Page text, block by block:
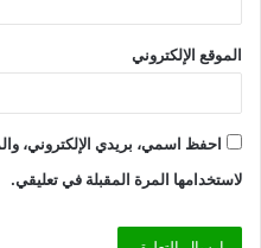
الموقع الإلكتروني
احفظ اسمي، بريدي الإلكتروني،
لاستخدامها المرة المقبلة في تعليقي.